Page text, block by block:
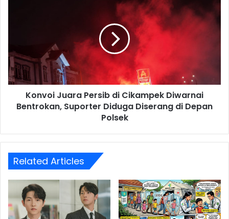
Diwarnai
Bentrokan,
Suporter
Diduga
DiserangKonvoi Juara Persib di Cikampek Diwarnai
Bentrokan, Suporter Diduga Diserang di Depan
Polsek
Related Articles